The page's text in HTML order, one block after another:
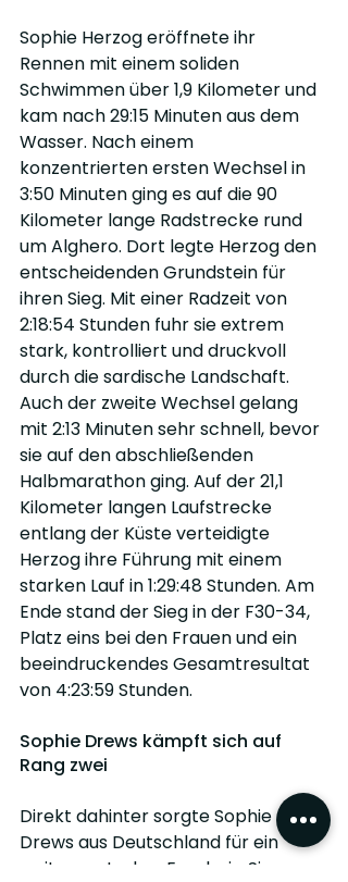
Sophie Herzog eröffnete ihr
Rennen mit einem soliden
Schwimmen über 1,9 Kilometer und
kam nach 29:15 Minuten aus dem
Wasser. Nach einem
konzentrierten ersten Wechsel in
3:50 Minuten ging es auf die 90
Kilometer lange Radstrecke rund
um Alghero. Dort legte Herzog den
entscheidenden Grundstein für
ihren Sieg. Mit einer Radzeit von
2:18:54 Stunden fuhr sie extrem
stark, kontrolliert und druckvoll
durch die sardische Landschaft.
Auch der zweite Wechsel gelang
mit 2:13 Minuten sehr schnell, bevor
sie auf den abschließenden
Halbmarathon ging. Auf der 21,1
Kilometer langen Laufstrecke
entlang der Küste verteidigte
Herzog ihre Führung mit einem
starken Lauf in 1:29:48 Stunden. Am
Ende stand der Sieg in der F30-34,
Platz eins bei den Frauen und ein
beeindruckendes Gesamtresultat
von 4:23:59 Stunden.
Sophie Drews kämpft sich auf
Rang zwei
Direkt dahinter sorgte Sophie
Drews aus Deutschland für ein
weiteres starkes Ergebnis. Sie